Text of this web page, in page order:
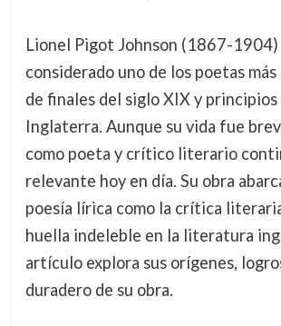
Lionel Pigot Johnson (1867-1904)
considerado uno de los poetas
de finales del siglo XIX y principios
Inglaterra. Aunque su vida fue
como poeta y crítico literario
relevante hoy en día. Su obra
poesía lírica como la crítica
huella indeleble en la literatura
artículo explora sus orígenes,
duradero de su obra.